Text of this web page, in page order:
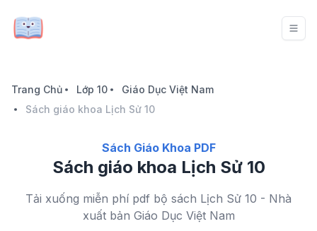
Trang Chủ Lớp 10
Giáo Dục Việt Nam
Sách giáo khoa Lịch Sử 10
Sách Giáo Khoa PDF
Sách giáo khoa Lịch Sử 10
Tải xuống miễn phí pdf bộ sách Lịch Sử 10 - Nhà
xuất bản Giáo Dục Việt Nam